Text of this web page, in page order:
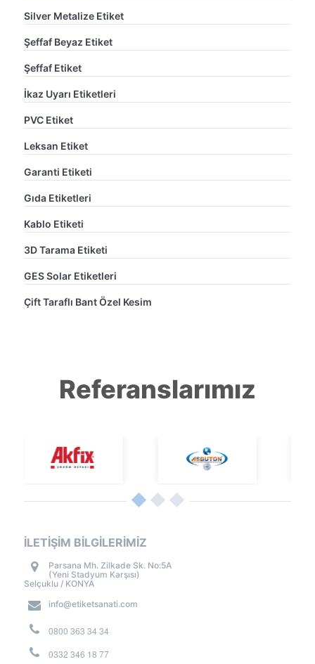
Silver Metalize Etiket
Şeffaf Beyaz Etiket
Şeffaf Etiket
İkaz Uyarı Etiketleri
PVC Etiket
Leksan Etiket
Garanti Etiketi
Gıda Etiketleri
Kablo Etiketi
3D Tarama Etiketi
GES Solar Etiketleri
Çift Taraflı Bant Özel Kesim
Referanslarımız
İLETİŞİM BİLGİLERİMİZ
Parsana Mh. Zilkade Sk. No:5A
(Yeni Stadyum Karşısı)
Selçuklu / KONYA
info@etiketsanati.com
0800 363 34 34
0332 346 18 77